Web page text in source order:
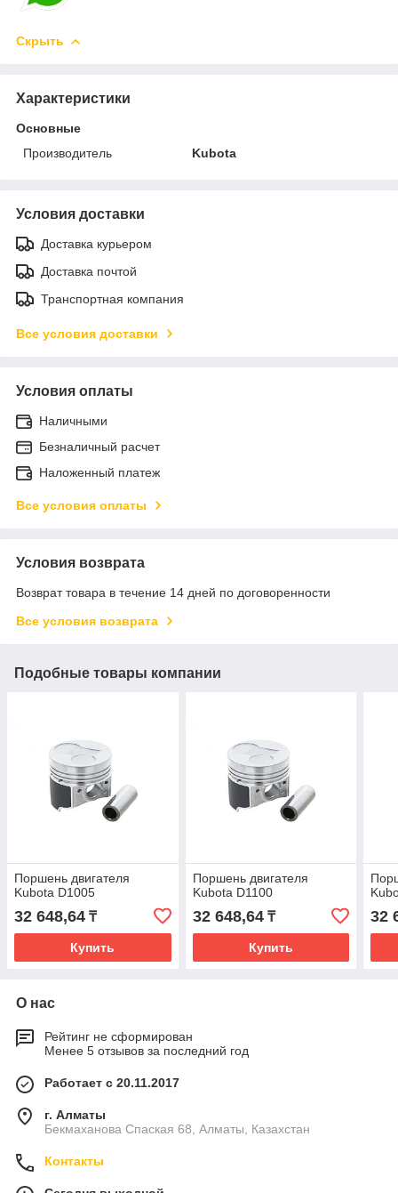
Скрыть
Характеристики
Основные
Производитель
Kubota
Условия доставки
Доставка курьером
Доставка почтой
Транспортная компания
Все условия доставки
Условия оплаты
Наличными
Безналичный расчет
Наложенный платеж
Все условия оплаты
Условия возврата
Возврат товара в течение 14 дней по договоренности
Все условия возврата
Подобные товары компании
Поршень двигателя
Kubota D1005
32 648,64 ₸
Купить
Поршень двигателя
Kubota D1100
32 648,64₸
Купить
32
О нас
Рейтинг не сформирован
Менее 5 отзывов за последний год
Работает с 20.11.2017
г. Алматы
Бекмаханова Спаская 68, Алматы, Казахстан
Контакты